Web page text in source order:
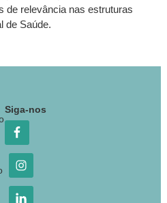
de relevância nas estruturas
de Saúde.
Siga-nos